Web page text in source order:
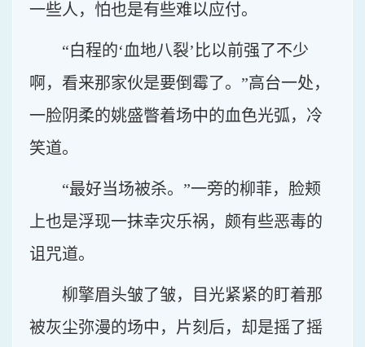
一些人，怕也是有些难以应付。
“白程的‘血地八裂’比以前强了不少
啊，看来那家伙是要倒霉了。”高台一处，
一脸阴柔的姚盛瞥着场中的血色光弧，冷
笑道。
“最好当场被杀。”一旁的柳菲，脸颊
上也是浮现一抹幸灾乐祸，颇有些恶毒的
诅咒道。
柳擎眉头皱了皱，目光紧紧的盯着那
被灰尘弥漫的场中，片刻后，却是摇了摇